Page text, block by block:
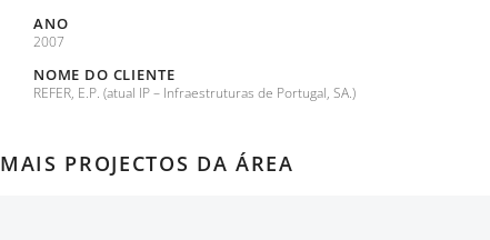
ANO
2007
NOME DO CLIENTE
REFER, E.P. (atual IP – Infraestruturas de Portugal, SA.)
MAIS PROJECTOS DA ÁREA